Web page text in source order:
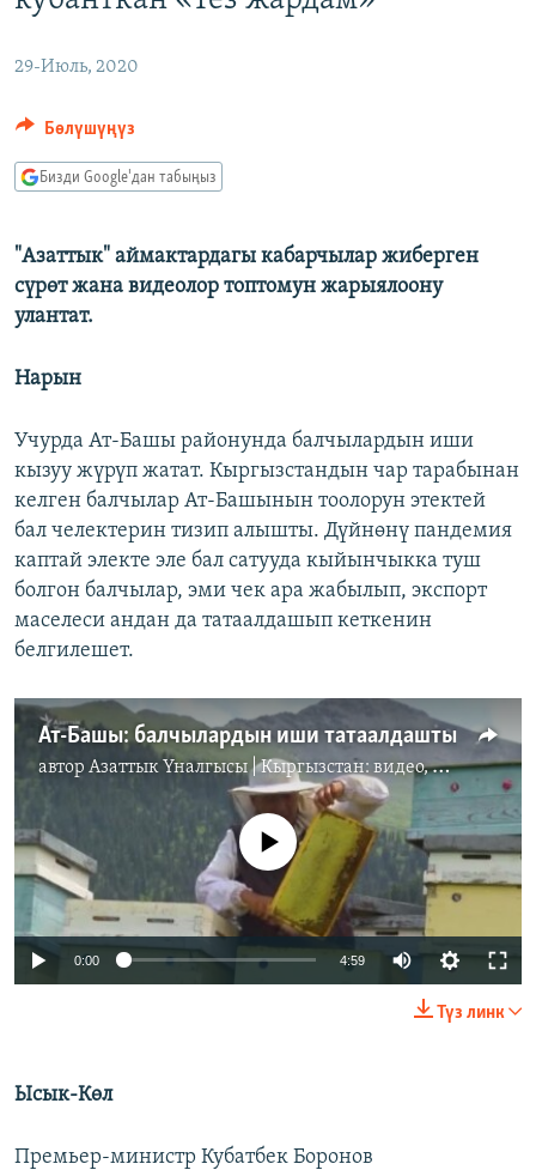
АЗАТТЫК+
ОНЛАЙН ШЕРИНЕ
ЭЕ/АРнун бардык сайттары
29-Июль, 2020
Бөлүшүңүз
Бизди Google'дан табыңыз
"Азаттык" аймактардагы кабарчылар жиберген
сүрөт жана видеолор топтомун жарыялоону
улантат.
Нарын
Учурда Ат-Башы районунда балчылардын иши
кызуу жүрүп жатат. Кыргызстандын чар тарабынан
келген балчылар Ат-Башынын тоолорун этектей
бал челектерин тизип алышты. Дүйнөнү пандемия
каптай электе эле бал сатууда кыйынчыкка туш
болгон балчылар, эми чек ара жабылып, экспорт
маселеси андан да татаалдашып кеткенин
белгилешет.
Ат-Башы: балчылардын иши татаалдашты
автор Азаттык Үналгысы | Кыргызстан: видео, фото, кабарлар
No media source currently available
0:00 4:59 Auto
240p
Түз линк
Ысык-Көл
Премьер-министр Кубатбек Боронов